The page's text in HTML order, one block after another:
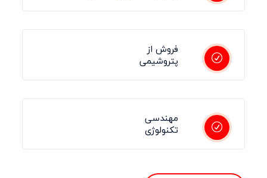
فروش از
پتروشیمی
مهندسی
تکنولوژی